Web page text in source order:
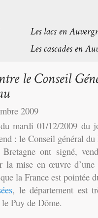
2009
du mardi 01/12/2009 du
: le Conseil général
ont signé,
la mise en œuvre d’une
la France est pointée
, le département est
Puy de Dôme.